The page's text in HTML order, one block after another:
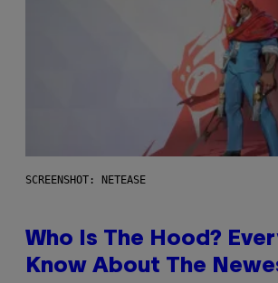
SCREENSHOT: NETEASE
Who Is The Hood?
Know About The